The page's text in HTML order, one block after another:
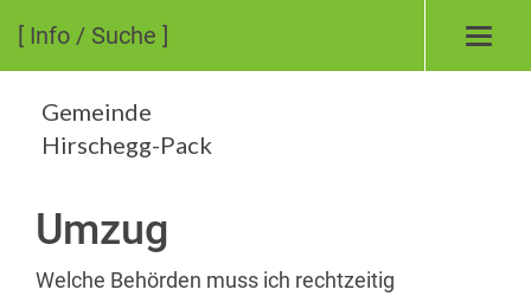
[ Info / Suche ]
Gemeinde
Hirschegg-Pack
Umzug
Welche Behörden muss ich rechtzeitig